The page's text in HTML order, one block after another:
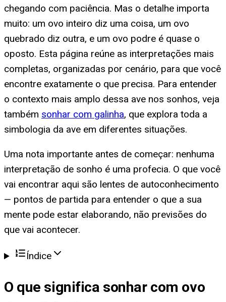
chegando com paciência. Mas o detalhe importa
muito: um ovo inteiro diz uma coisa, um ovo
quebrado diz outra, e um ovo podre é quase o
oposto. Esta página reúne as interpretações mais
completas, organizadas por cenário, para que você
encontre exatamente o que precisa. Para entender
o contexto mais amplo dessa ave nos sonhos, veja
também sonhar com galinha, que explora toda a
simbologia da ave em diferentes situações.
Uma nota importante antes de começar: nenhuma
interpretação de sonho é uma profecia. O que você
vai encontrar aqui são lentes de autoconhecimento
— pontos de partida para entender o que a sua
mente pode estar elaborando, não previsões do
que vai acontecer.
Índice
O que significa sonhar com ovo